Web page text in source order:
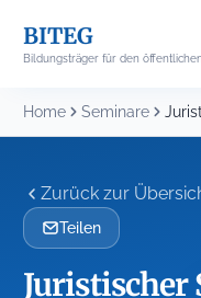
content
BITEG
Bildungsträger für den
Home Seminare
Zurück zur
Teilen
Juristischer